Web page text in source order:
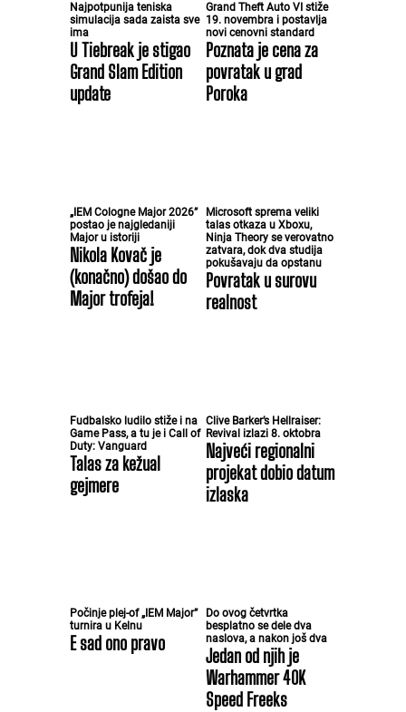
Najpotpunija teniska
simulacija sada zaista sve
ima
U Tiebreak je stigao
Grand Slam Edition
update
Grand Theft Auto VI stiže
19. novembra i postavlja
novi cenovni standard
Poznata je cena za
povratak u grad
Poroka
„IEM Cologne Major 2026”
postao je najgledaniji
Major u istoriji
Nikola Kovač je
(konačno) došao do
Major trofeja!
Microsoft sprema veliki
talas otkaza u Xboxu,
Ninja Theory se verovatno
zatvara, dok dva studija
pokušavaju da opstanu
Povratak u surovu
realnost
Fudbalsko ludilo stiže i na
Game Pass, a tu je i Call of
Duty: Vanguard
Talas za kežual
gejmere
Clive Barker’s Hellraiser:
Revival izlazi 8. oktobra
Najveći regionalni
projekat dobio datum
izlaska
Počinje plej-of „IEM Major”
turnira u Kelnu
E sad ono pravo
Do ovog četvrtka
besplatno se dele dva
naslova, a nakon još dva
Jedan od njih je
Warhammer 40K
Speed Freeks